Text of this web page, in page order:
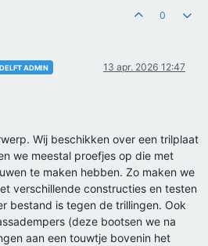
0
ADMIN 13 apr. 2026 12:47
Wij beschikken over een trilplaat
we meestal proefjes op die met
te maken hebben. Zo maken we
verschillende constructies en testen
bestand is tegen de trillingen. Ook
(deze bootsen we na
aan een touwtje bovenin het